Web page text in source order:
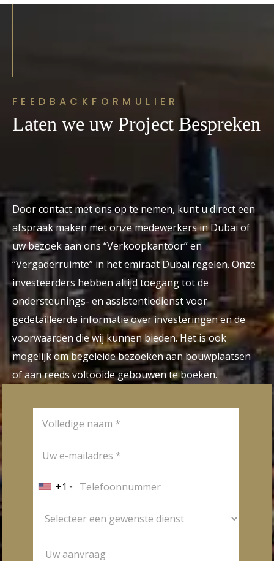
FEEDBACKFORMULIER
Laten we uw Project Bespreken
Door contact met ons op te nemen, kunt u direct een
afspraak maken met onze medewerkers in Dubai of
uw bezoek aan ons “Verkoopkantoor” en
“Vergaderruimte” in het emiraat Dubai regelen. Onze
investeerders hebben altijd toegang tot de
ondersteunings- en assistentiedienst voor
gedetailleerde informatie over investeringen en de
voorwaarden die wij kunnen bieden. Het is ook
mogelijk om begeleide bezoeken aan bouwplaatsen
of aan reeds voltooide gebouwen te boeken.
+1